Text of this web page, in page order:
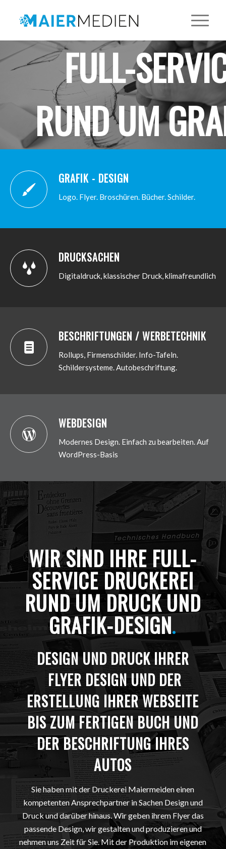
FULL-
RUND UM
DESIGN
GRAFIK - DESIGN
Logo. Flyer. Broschüren. Bücher. Schilder.
DRUCKSACHEN
Digitaldruck, klassischer Druck, klimafreundlich
BESCHRIFTUNGEN / WERBETECHNIK
Rollups, Firmenschilder. Info-Tafeln.
Schildersysteme. Autobeschriftung.
WEBDESIGN
Modernes Design. Einfach zu bearbeiten. Auf
WordPress-Basis
WIR SIND IHRE FULL-
SERVICE DRUCKEREI
RUND UM DRUCK UND
GRAFIK-DESIGN.
DESIGN UND DRUCK IHRER
FLYER DESIGN UND DER
ERSTELLUNG IHRER WEBSEITE
BIS ZUM FERTIGEN BUCH UND
DER BESCHRIFTUNG IHRES
AUTOS
Sie haben mit der Druckerei Maiermeiden einen
kompetenten Ansprechpartner in Sachen Design und
Druck und darüber hinaus. Wir geben ihrem Flyer das
passende Design, wir gestalten und produzieren und
nehmen uns Zeit für Sie. Mit der Produktion im eigenen